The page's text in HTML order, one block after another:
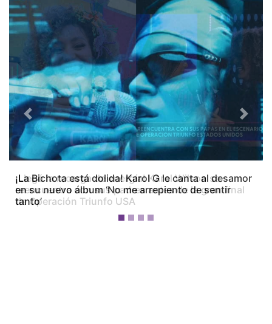
¡La Bichota está dolida! Karol G le canta al desamor
en su nuevo álbum ‘No me arrepiento de sentir
tanto’
Previous Next